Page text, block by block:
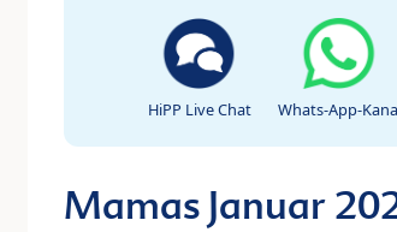
HiPP Live Chat Whats-App-
Mamas Januar